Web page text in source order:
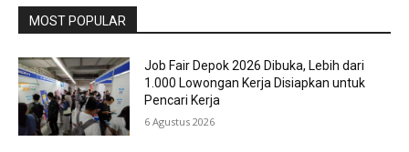
MOST POPULAR
Job Fair Depok 2026 Dibuka, Lebih dari
1.000 Lowongan Kerja Disiapkan untuk
Pencari Kerja
6 Agustus 2026